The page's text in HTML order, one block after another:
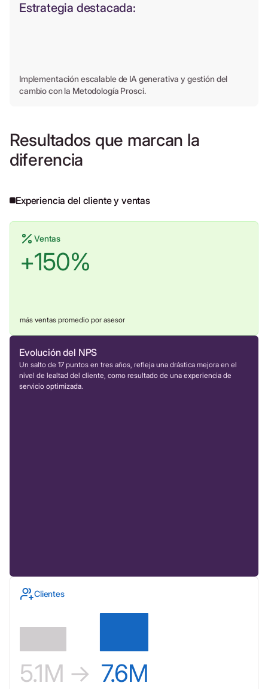
Estrategia destacada:
Implementación escalable de IA generativa y gestión del
cambio con la Metodología Prosci.
Resultados que marcan la
diferencia
Experiencia del cliente y ventas
Ventas
+150%
más ventas promedio por asesor
Evolución del NPS
Un salto de 17 puntos en tres años, refleja una drástica mejora en el
nivel de lealtad del cliente, como resultado de una experiencia de
servicio optimizada.
Clientes
5.1M → 7.6M